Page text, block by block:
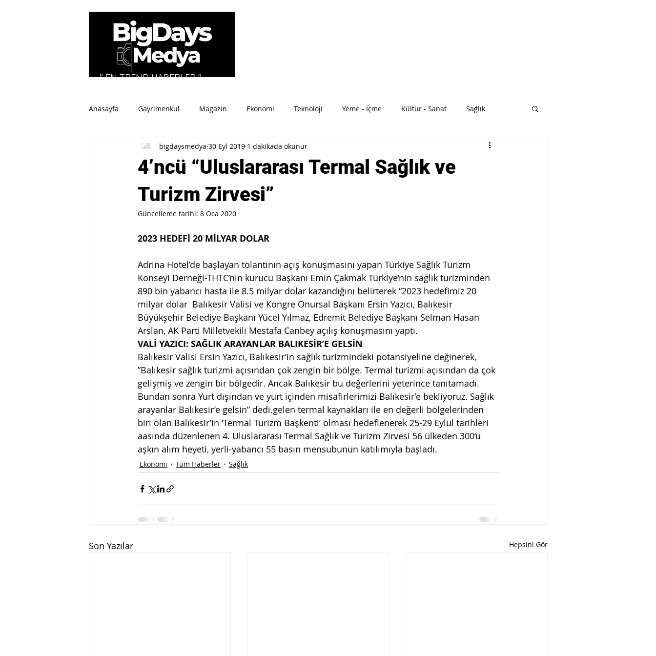
" EN TREND HABERLER "
Anasayfa Gayrimenkul Magazin Ekonomi Teknoloji Yeme - İçme Kültür - Sanat Sağlık
Tüm Haberler Spor Seyahat Moda Anne-Bebek
4’ncü “Uluslararası Termal Sağlık ve
Turizm Zirvesi”
bigdaysmedya 30 Eyl 2019 1 dakikada okunur
Güncelleme tarihi: 8 Oca 2020
2023 HEDEFİ 20 MİLYAR DOLAR
Adrina Hotel’de başlayan tolantının açış konuşmasını yapan Türkiye Sağlık Turizm
Konseyi Derneği-THTC’nin kurucu Başkanı Emin Çakmak Türkiye’nin sağlık turizminden
890 bin yabancı hasta ile 8.5 milyar dolar kazandığını belirterek “2023 hedefimiz 20
milyar dolar Balıkesir Valisi ve Kongre Onursal Başkanı Ersin Yazıcı, Balıkesir
Büyükşehir Belediye Başkanı Yücel Yılmaz, Edremit Belediye Başkanı Selman Hasan
Arslan, AK Parti Milletvekili Mestafa Canbey açılış konuşmasını yaptı.
VALİ YAZICI: SAĞLIK ARAYANLAR BALIKESİR’E GELSİN
Balıkesir Valisi Ersin Yazıcı, Balıkesir’in sağlık turizmindeki potansiyeline değinerek,
”Balıkesir sağlık turizmi açısından çok zengin bir bölge. Termal turizmi açısından da çok
gelişmiş ve zengin bir bölgedir. Ancak Balıkesir bu değerlerini yeterince tanıtamadı.
Bundan sonra Yurt dışından ve yurt içinden misafirlerimizi Balıkesir’e bekliyoruz. Sağlık
arayanlar Balıkesir’e gelsin” dedi.gelen termal kaynakları ile en değerli bölgelerinden
biri olan Balıkesir’in ‘Termal Turizm Başkenti’ olması hedeflenerek 25-29 Eylül tarihleri
aasında düzenlenen 4. Uluslararası Termal Sağlık ve Turizm Zirvesi 56 ülkeden 300’ü
aşkın alım heyeti, yerli-yabancı 55 basın mensubunun katılımıyla başladı.
Ekonomi Tüm Haberler Sağlık
Son Yazılar Hepsini Gör